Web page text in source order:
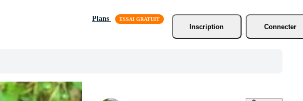
Plans
Inscription
Connecter